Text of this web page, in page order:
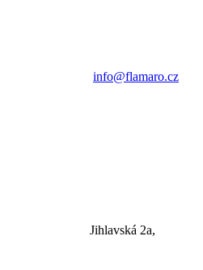
info@flamaro.cz
Jihlavská 2a,